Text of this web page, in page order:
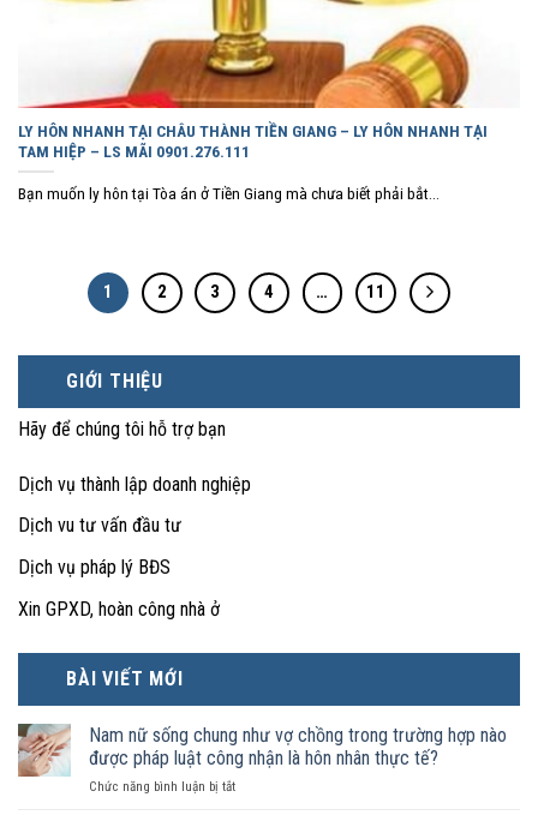
GIỚI THIỆU
Hãy để chúng tôi hỗ trợ bạn
Dịch vụ thành lập doanh nghiệp
Dịch vu tư vấn đầu tư
Dịch vụ pháp lý BĐS
Xin GPXD, hoàn công nhà ở
BÀI VIẾT MỚI
Nam nữ sống chung như vợ chồng trong trường hợp nào
được pháp luật công nhận là hôn nhân thực tế?
Chức năng bình luận bị tắtở
LY HÔN NHANH TẠI CHÂU THÀNH TIỀN GIANG – LY HÔN NHANH TẠI
TAM HIỆP – LS MÃI 0901.276.111
Bạn muốn ly hôn tại Tòa án ở Tiền Giang mà chưa biết phải bắt...
1 2 3 4 … 11